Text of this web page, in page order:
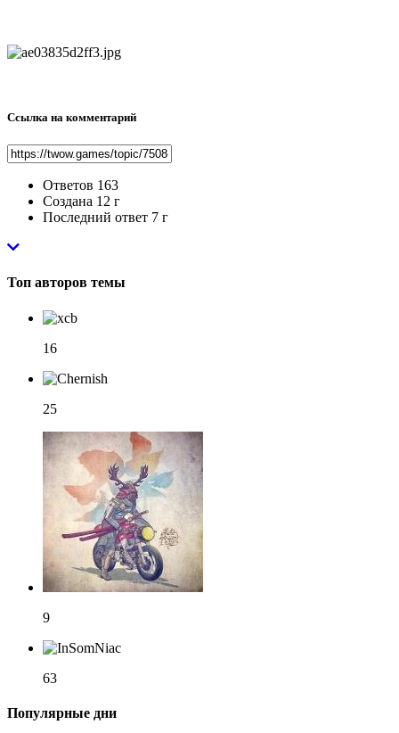
Ссылка на комментарий
Ответов 163
Создана 12 г
Последний ответ 7 г
Топ авторов темы
16
25
9
63
Популярные дни